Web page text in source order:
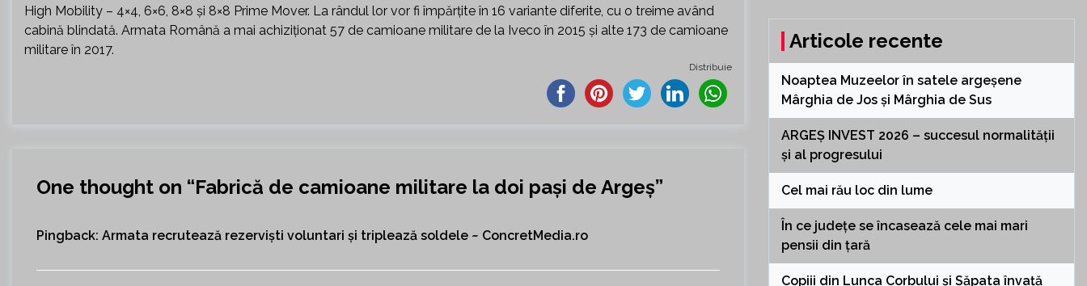
High Mobility – 4×4, 6×6, 8×8 şi 8×8 Prime Mover. La rândul lor vor fi împărţite în 16 variante diferite, cu o treime având
cabină blindată. Armata Română a mai achiziţionat 57 de camioane militare de la Iveco în 2015 şi alte 173 de camioane
militare în 2017.
Distribuie
One thought on “Fabrică de camioane militare la doi pași de Argeș”
Pingback: Armata recrutează rezerviști voluntari și triplează soldele ~ ConcretMedia.ro
Articole recente
Noaptea Muzeelor în satele argeșene
Mârghia de Jos și Mârghia de Sus
ARGEȘ INVEST 2026 – succesul normalității
și al progresului
Cel mai rău loc din lume
În ce județe se încasează cele mai mari
pensii din țară
Copiii din Lunca Corbului și Săpata învață